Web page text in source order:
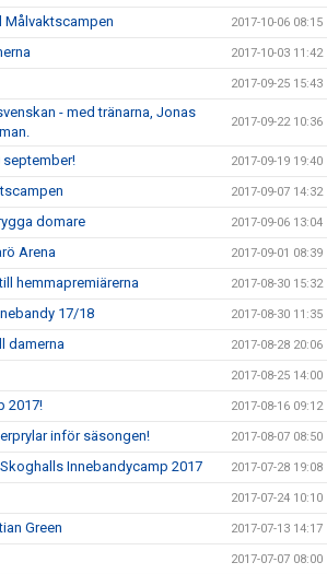
Målvaktscampen 2017-10-06 08:15
2017-10-03 11:42
2017-09-25 15:43
- med tränarna, Jonas
2017-09-22 10:36
2017-09-19 19:40
2017-09-07 14:32
domare 2017-09-06 13:04
Arena 2017-09-01 08:39
hemmapremiärerna 2017-08-30 15:32
17/18 2017-08-30 11:35
damerna 2017-08-28 20:06
2017-08-25 14:00
2017! 2017-08-16 09:12
inför säsongen! 2017-08-07 08:50
Innebandycamp 2017 2017-07-28 19:08
2017-07-24 10:10
Green 2017-07-13 14:17
2017-07-07 08:00